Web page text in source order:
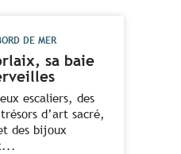
DE MER
sa baie
escaliers, des
d’art sacré,
des bijoux